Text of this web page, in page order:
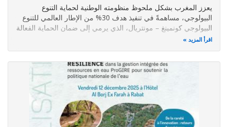
يعزز المغرب بشكل ملحوظ منظومته الوطنية لحماية التنوع
البيولوجي، مساهمةً في تنفيذ هدف 30% من الإطار العالمي للتنوع
البيولوجي كونمينغ – مونتريال، الذي يرمي إلى ضمان الحماية الفعالة
اقرأ المزيد